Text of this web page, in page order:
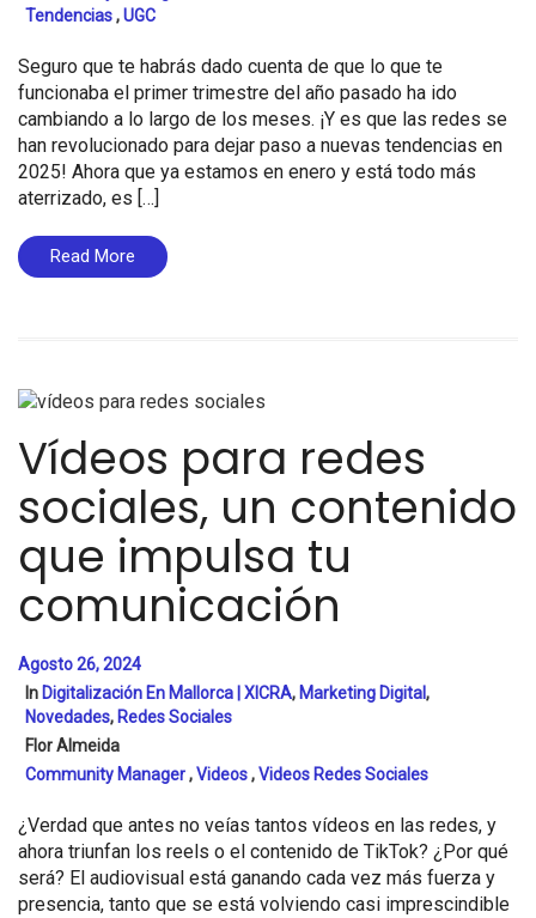
Tendencias,UGC
Seguro que te habrás dado cuenta de que lo que te
funcionaba el primer trimestre del año pasado ha ido
cambiando a lo largo de los meses. ¡Y es que las redes se
han revolucionado para dejar paso a nuevas tendencias en
2025! Ahora que ya estamos en enero y está todo más
aterrizado, es […]
Read More
Vídeos para redes
sociales, un contenido
que impulsa tu
comunicación
Agosto 26, 2024
In Digitalización En Mallorca | XICRA, Marketing Digital,
Novedades, Redes Sociales
Flor Almeida
Community Manager,Videos,Videos Redes Sociales
¿Verdad que antes no veías tantos vídeos en las redes, y
ahora triunfan los reels o el contenido de TikTok? ¿Por qué
será? El audiovisual está ganando cada vez más fuerza y
presencia, tanto que se está volviendo casi imprescindible